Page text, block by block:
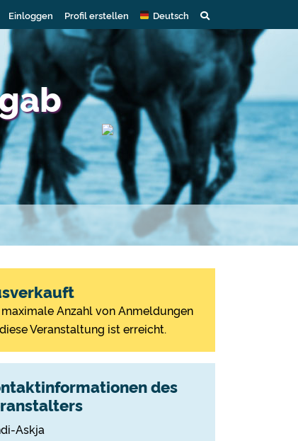
Einloggen Profil erstellen Deutsch
maximale Anzahl von Anmeldungen
Veranstaltung ist erreicht.
des
Askja